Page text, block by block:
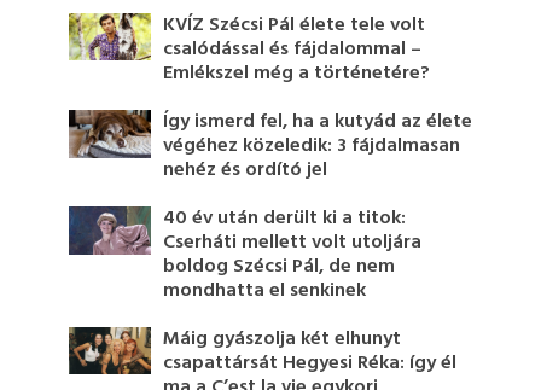
KVÍZ Szécsi Pál élete tele volt
csalódással és fájdalommal –
Emlékszel még a történetére?
Így ismerd fel, ha a kutyád az élete
végéhez közeledik: 3 fájdalmasan
nehéz és ordító jel
40 év után derült ki a titok:
Cserháti mellett volt utoljára
boldog Szécsi Pál, de nem
mondhatta el senkinek
Máig gyászolja két elhunyt
csapattársát Hegyesi Réka: így él